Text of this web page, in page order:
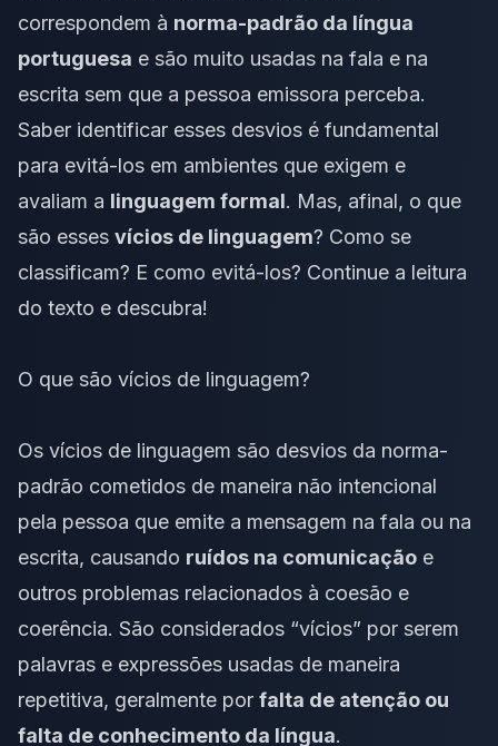
correspondem à norma-padrão da língua
portuguesa e são muito usadas na fala e na
escrita sem que a pessoa emissora perceba.
Saber identificar esses desvios é fundamental
para evitá-los em ambientes que exigem e
avaliam a linguagem formal. Mas, afinal, o que
são esses vícios de linguagem? Como se
classificam? E como evitá-los? Continue a leitura
do texto e descubra!
O que são vícios de linguagem?
Os vícios de linguagem são desvios da norma-
padrão cometidos de maneira não intencional
pela pessoa que emite a mensagem na fala ou na
escrita, causando ruídos na comunicação e
outros problemas relacionados à coesão e
coerência. São considerados “vícios” por serem
palavras e expressões usadas de maneira
repetitiva, geralmente por falta de atenção ou
falta de conhecimento da língua.